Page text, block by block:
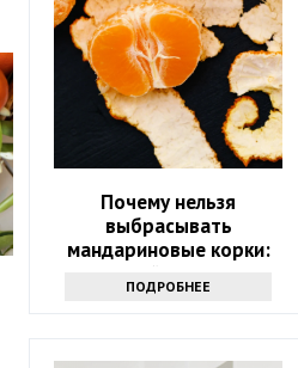
Почему нельзя
выбрасывать
мандариновые корки:
лучше залейте их уксусом
ПОДРОБНЕЕ